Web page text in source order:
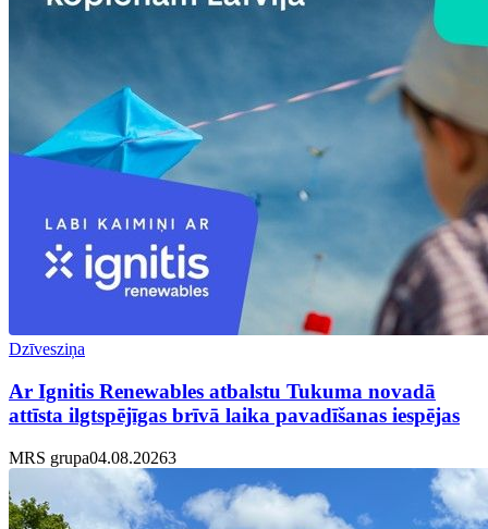
Dzīvesziņa
Ar Ignitis Renewables atbalstu Tukuma novadā
attīsta ilgtspējīgas brīvā laika pavadīšanas iespējas
MRS grupa04.08.20263